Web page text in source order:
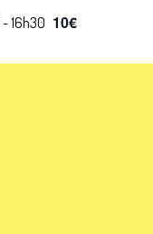
-16h30 10€